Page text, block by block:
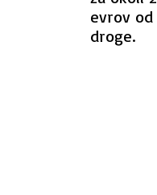
evrov
droge.